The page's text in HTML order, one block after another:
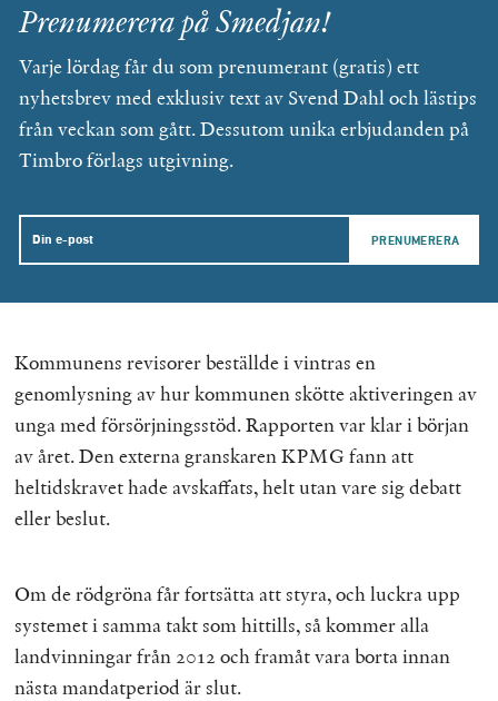
Prenumerera på Smedjan!
Varje lördag får du som prenumerant (gratis) ett
nyhetsbrev med exklusiv text av Svend Dahl och lästips
från veckan som gått. Dessutom unika erbjudanden på
Timbro förlags utgivning.
Email
Kommunens revisorer beställde i vintras en
genomlysning av hur kommunen skötte aktiveringen av
unga med försörjningsstöd. Rapporten var klar i början
av året. Den externa granskaren KPMG fann att
heltidskravet hade avskaffats, helt utan vare sig debatt
eller beslut.
Om de rödgröna får fortsätta att styra, och luckra upp
systemet i samma takt som hittills, så kommer alla
landvinningar från 2012 och framåt vara borta innan
nästa mandatperiod är slut.